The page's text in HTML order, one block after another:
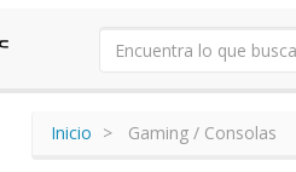
Inicio Gaming / Consolas